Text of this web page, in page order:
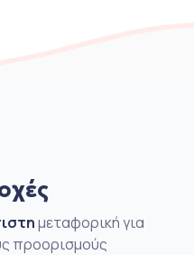
μεταφορική για
προορισμούς